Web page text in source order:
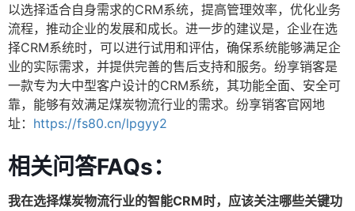
以选择适合自身需求的CRM系统，提高管理效率，优化业务
流程，推动企业的发展和成长。进一步的建议是，企业在选
择CRM系统时，可以进行试用和评估，确保系统能够满足企
业的实际需求，并提供完善的售后支持和服务。纷享销客是
一款专为大中型客户设计的CRM系统，其功能全面、安全可
靠，能够有效满足煤炭物流行业的需求。纷享销客官网地
址： https://fs80.cn/lpgyy2
相关问答FAQs：
我在选择煤炭物流行业的智能CRM时，应该关注哪些关键功